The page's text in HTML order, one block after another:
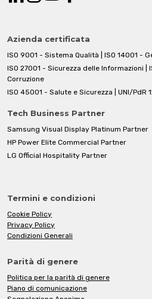
Azienda certificata
ISO 9001 - Sistema Qualità | ISO 14001 -
ISO 27001 - Sicurezza delle Informazioni |
Corruzione
ISO 45001 - Salute e Sicurezza | UNI/PdR
Tech Business Partner
Samsung Visual Display Platinum Partner
HP Power Elite Commercial Partner
LG Official Hospitality Partner
Termini e condizioni
Cookie Policy
Privacy Policy
Condizioni Generali
Parità di genere
Politica per la parità di genere
Piano di comunicazione